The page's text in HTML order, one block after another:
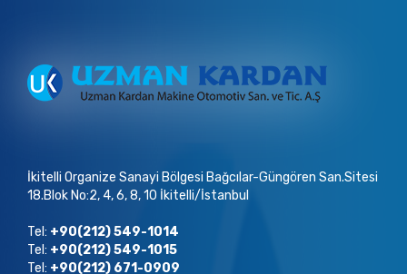
İkitelli Organize Sanayi Bölgesi Bağcılar-Güngören San.Sitesi
18.Blok No:2, 4, 6, 8, 10 İkitelli/İstanbul
Tel: +90(212) 549-1014
Tel: +90(212) 549-1015
Tel: +90(212) 671-0909